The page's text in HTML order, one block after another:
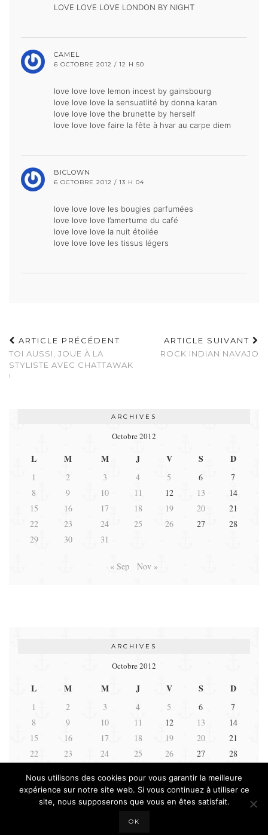
LOVE LOVE LOVE LONDON BY NIGHT
CAMEL
6 OCTOBRE 2012 / 12 H 50
love love love lemon incest by gainsbourg
love love love la sensuatlité by donna karan
love love love the brunette by herself
love love love faire la fête à hvar au carpe diem
BICLOWN
6 OCTOBRE 2012 / 13 H 04
love love love les bougies parfumées
love love love l’amertume du café
love love love la nuit étoilée
love love love les tissus légers
ARTICLE PRÉCÉDENT
TOI AUSSI, JOUE À LA
STYLISTE AVEC CHATTAWAK
!
ARTICLE SUIVANT
ROCK INDIAN NAVAJO
ARCHIVES
Octobre 2012
L M M J V S D
1 2 3 4 5 6
7
8
9 10 11 12 13
14
15
16 17 18 19 20
21
22
23 24 25 26 27
28
29
30 31
« Sep Nov »
ARCHIVES
Octobre 2012
L M M J V S D
1 2 3 4 5 6
7
8
9 10 11 12 13
14
15
16 17 18 19 20
21
22
23 24 25 26 27
28
« Sep Nov »
Nous utilisons des cookies pour vous garantir la meilleure
expérience sur notre site web. Si vous continuez à utiliser ce
site, nous supposerons que vous en êtes satisfait.
OK